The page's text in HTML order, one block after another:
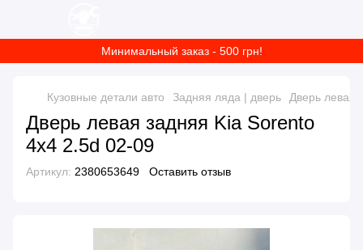
Минимальный заказ - 500 грн!
Кузовные детали авто Задняя ляда | дверь Дверь левая
Дверь левая задняя Kia Sorento
4x4 2.5d 02-09
Артикул: 2380653649 Оставить отзыв